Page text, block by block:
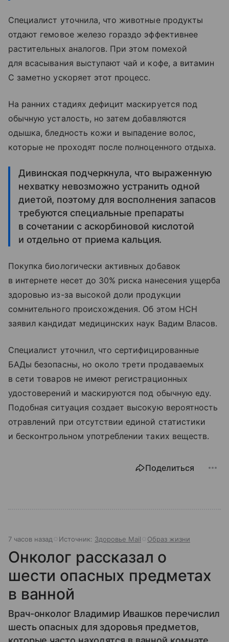
Специалист уточнила, что животные продукты
отдают гемовое железо гораздо эффективнее
растительных аналогов. При этом помехой
для всасывания выступают чай и кофе, а витамин
С заметно ускоряет этот процесс.
На ранних стадиях дефицит маскируется под
обычную усталость, но затем добавляются
одышка, бледность кожи и выпадение волос,
которые не проходят после полноценного отдыха.
Дивинская подчеркнула, что выраженную
нехватку невозможно устранить одной
диетой, поэтому для восполнения запасов
требуются специальные препараты
в сочетании с аскорбиновой кислотой
и отдельно от приема кальция.
Покупка биологически активных добавок
в интернете несет до 30% риска нанесения ущерба
здоровью из-за высокой доли продукции
сомнительного происхождения. Об этом НСН
заявил кандидат медицинских наук Вадим Власов.
Специалист уточнил, что сертифицированные
БАДы безопасны, но около трети продаваемых
в сети товаров не имеют регистрационных
удостоверений и маскируются под обычную еду.
Подобная ситуация создает высокую вероятность
отравлений при отсутствии единой статистики
и бесконтрольном употреблении таких веществ.
Поделиться
7 часов назад Источник: Здоровье Mail Образ жизни
Онколог рассказал о
шести опасных предметах
в ванной
Врач-онколог Владимир Ивашков перечислил
шесть опасных для здоровья предметов,